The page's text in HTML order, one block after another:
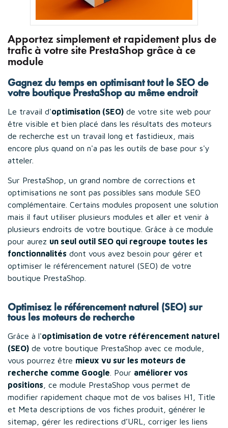
Apportez simplement et rapidement plus de
trafic à votre site PrestaShop grâce à ce
module
Gagnez du temps en optimisant tout le SEO de
votre boutique PrestaShop au même endroit
Le travail d'optimisation (SEO) de votre site web pour
être visible et bien placé dans les résultats des moteurs
de recherche est un travail long et fastidieux, mais
encore plus quand on n'a pas les outils de base pour s'y
atteler.
Sur PrestaShop, un grand nombre de corrections et
optimisations ne sont pas possibles sans module SEO
complémentaire. Certains modules proposent une solution
mais il faut utiliser plusieurs modules et aller et venir à
plusieurs endroits de votre boutique. Grâce à ce module
pour aurez un seul outil SEO qui regroupe toutes les
fonctionnalités dont vous avez besoin pour gérer et
optimiser le référencement naturel (SEO) de votre
boutique PrestaShop.
Optimisez le référencement naturel (SEO) sur
tous les moteurs de recherche
Grâce à l'optimisation de votre référencement naturel
(SEO) de votre boutique PrestaShop avec ce module,
vous pourrez être mieux vu sur les moteurs de
recherche comme Google . Pour améliorer vos
positions , ce module PrestaShop vous permet de
modifier rapidement chaque mot de vos balises H1, Title
et Meta descriptions de vos fiches produit, générer le
sitemap, gérer les redirections d’URL, corriger les liens